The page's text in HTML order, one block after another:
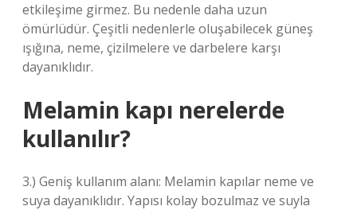
etkileşime girmez. Bu nedenle daha uzun
ömürlüdür. Çeşitli nedenlerle oluşabilecek güneş
ışığına, neme, çizilmelere ve darbelere karşı
dayanıklıdır.
Melamin kapı nerelerde
kullanılır?
3.) Geniş kullanım alanı: Melamin kapılar neme ve
suya dayanıklıdır. Yapısı kolay bozulmaz ve suyla